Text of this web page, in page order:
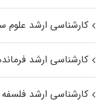
کارشناسی ارشد علوم
کارشناسی ارشد
کارشناسی ارشد فلسفه